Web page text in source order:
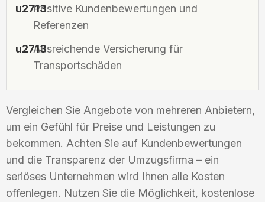
Positive Kundenbewertungen und
Referenzen
Ausreichende Versicherung für
Transportschäden
Vergleichen Sie Angebote von mehreren Anbietern,
um ein Gefühl für Preise und Leistungen zu
bekommen. Achten Sie auf Kundenbewertungen
und die Transparenz der Umzugsfirma – ein
seriöses Unternehmen wird Ihnen alle Kosten
offenlegen. Nutzen Sie die Möglichkeit, kostenlose